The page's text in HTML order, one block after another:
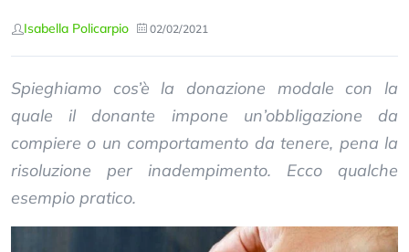
Isabella Policarpio 02/02/2021
Spieghiamo cos’è la donazione modale con la
quale il donante impone un’obbligazione da
compiere o un comportamento da tenere, pena la
risoluzione per inadempimento. Ecco qualche
esempio pratico.